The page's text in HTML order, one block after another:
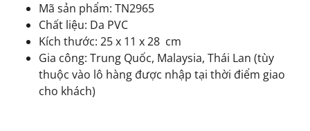
Mã sản phẩm: TN2965
Chất liệu: Da PVC
Kích thước: 25 x 11 x 28 cm
Gia công: Trung Quốc, Malaysia, Thái Lan (tùy
thuộc vào lô hàng được nhập tại thời điểm giao
cho khách)